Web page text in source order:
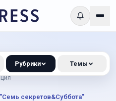
"Семь секретов&Суббота"
Рубрики Темы